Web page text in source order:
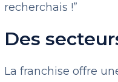
recherchais !”
Des
La franchise offre